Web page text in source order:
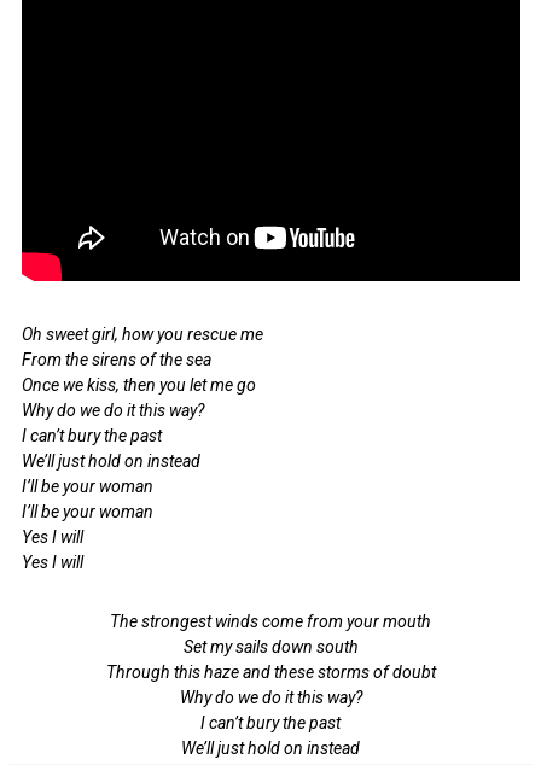
Oh sweet girl, how you rescue me
From the sirens of the sea
Once we kiss, then you let me go
Why do we do it this way?
I can’t bury the past
We’ll just hold on instead
I’ll be your woman
I’ll be your woman
Yes I will
Yes I will
The strongest winds come from your mouth
Set my sails down south
Through this haze and these storms of doubt
Why do we do it this way?
I can’t bury the past
We’ll just hold on instead